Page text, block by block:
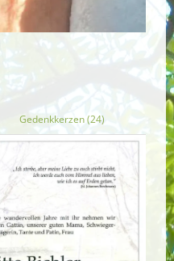
Gedenkkerzen (24)